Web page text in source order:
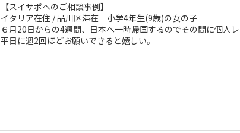
【スイサポへのご相談事例】
イタリア在住 / 品川区滞在｜小学4年生(9歳)の女の子
６月20日からの4週間、日本へ一時帰国するのでその間に個人レ
平日に週2回ほどお願いできると嬉しい。